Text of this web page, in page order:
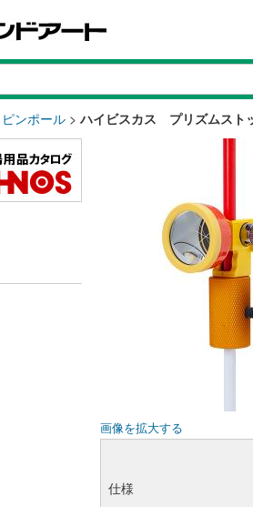
ピンポール >ハイビスカス プリズムス
画像を拡大する
仕様